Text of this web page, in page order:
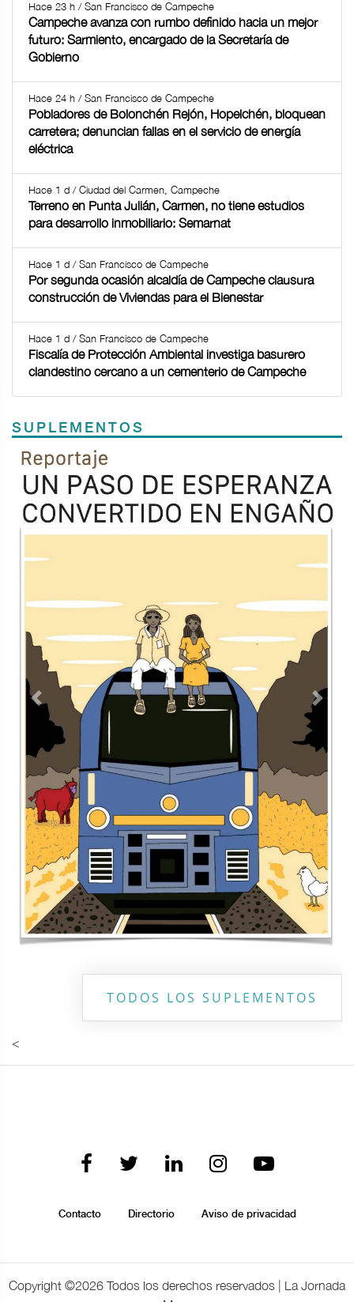
Hace 23 h / San Francisco de Campeche
Campeche avanza con rumbo definido hacia un mejor
futuro: Sarmiento, encargado de la Secretaría de
Gobierno
Hace 24 h / San Francisco de Campeche
Pobladores de Bolonchén Rejón, Hopelchén, bloquean
carretera; denuncian fallas en el servicio de energía
eléctrica
Hace 1 d / Ciudad del Carmen, Campeche
Terreno en Punta Julián, Carmen, no tiene estudios
para desarrollo inmobiliario: Semarnat
Hace 1 d / San Francisco de Campeche
Por segunda ocasión alcaldía de Campeche clausura
construcción de Viviendas para el Bienestar
Hace 1 d / San Francisco de Campeche
Fiscalía de Protección Ambiental investiga basurero
clandestino cercano a un cementerio de Campeche
SUPLEMENTOS
Previous Next
TODOS LOS SUPLEMENTOS
<
Contacto Directorio Aviso de privacidad
Copyright ©2026 Todos los derechos reservados | La Jornada